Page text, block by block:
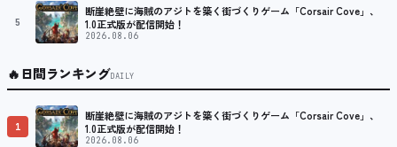
5
断崖絶壁に海賊のアジトを築く街づくりゲーム「Corsair Cove」、
1.0正式版が配信開始！
2026.08.06
🔥日間ランキングDAILY
1
断崖絶壁に海賊のアジトを築く街づくりゲーム「Corsair Cove」、
1.0正式版が配信開始！
2026.08.06